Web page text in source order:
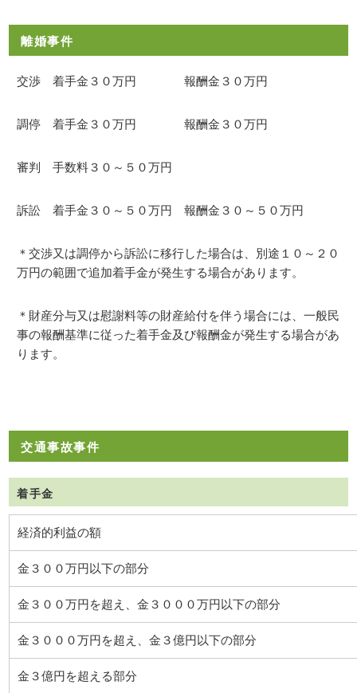
離婚事件
交渉 着手金３０万円 報酬金３０万円
調停 着手金３０万円 報酬金３０万円
審判 手数料３０～５０万円
訴訟 着手金３０～５０万円 報酬金３０～５０万円
＊交渉又は調停から訴訟に移行した場合は、別途１０～２０
万円の範囲で追加着手金が発生する場合があります。
＊財産分与又は慰謝料等の財産給付を伴う場合には、一般民
事の報酬基準に従った着手金及び報酬金が発生する場合があ
ります。
交通事故事件
着手金
経済的利益の額
金３００万円以下の部分
金３００万円を超え、金３０００万円以下の部分
金３０００万円を超え、金３億円以下の部分
金３億円を超える部分